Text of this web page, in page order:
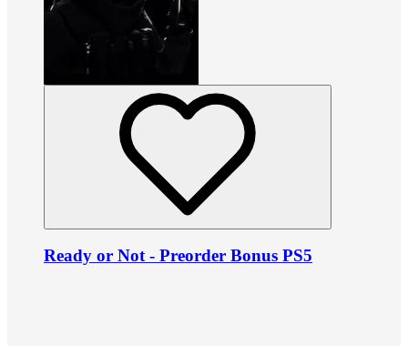
Ready or Not - Preorder Bonus PS5